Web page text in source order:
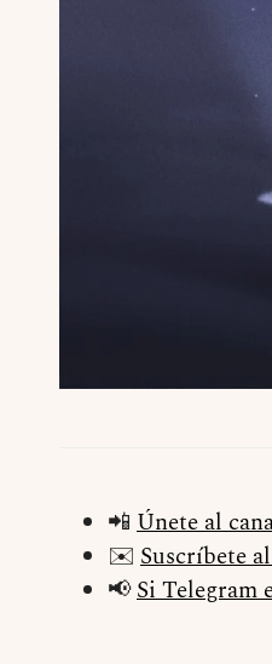
📲 Únete al
✉️ Suscríbete
📢Si Telegram